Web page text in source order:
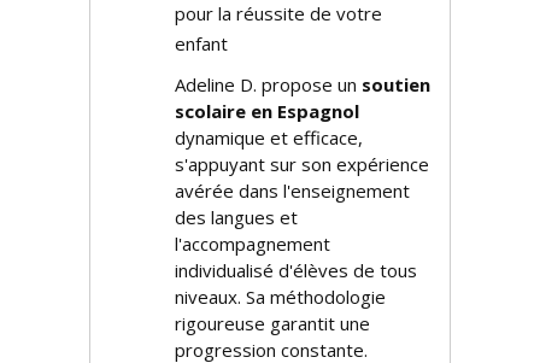
pour la réussite de votre
enfant
Adeline D. propose un soutien
scolaire en Espagnol
dynamique et efficace,
s'appuyant sur son expérience
avérée dans l'enseignement
des langues et
l'accompagnement
individualisé d'élèves de tous
niveaux. Sa méthodologie
rigoureuse garantit une
progression constante.